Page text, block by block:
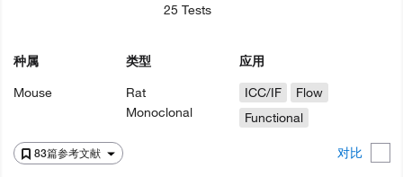
83篇参考文献 对比
种属
Mouse
类型
Rat
Monoclonal
应用
ICC/IF
Flow
Functional
25 Tests